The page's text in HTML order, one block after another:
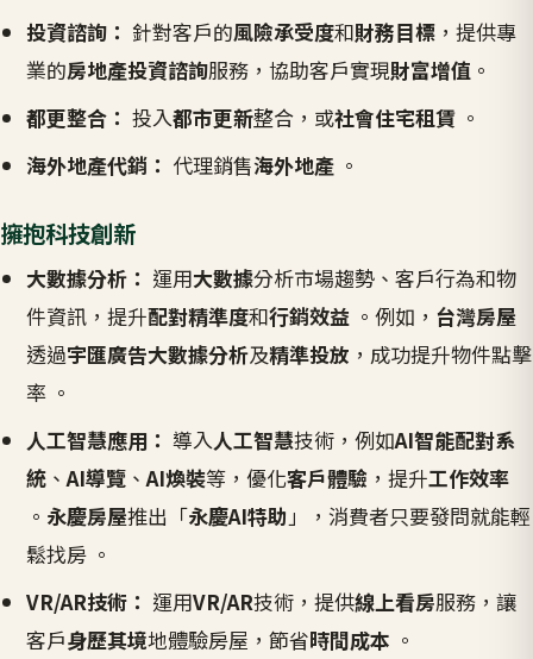
投資諮詢： 針對客戶的風險承受度和財務目標 ，提供專
業的房地產投資諮詢服務，協助客戶實現財富增值 。
都更整合： 投入都市更新整合，或社會住宅租賃 。
海外地產代銷： 代理銷售海外地產 。
擁抱科技創新
大數據分析： 運用大數據分析市場趨勢、客戶行為和物
件資訊，提升配對精準度和行銷效益 。例如， 台灣房屋
透過宇匯廣告大數據分析及精準投放 ，成功提升物件點擊
率 。
人工智慧應用： 導入人工智慧技術，例如AI智能配對系
統 、AI導覽 、AI煥裝等，優化客戶體驗 ，提升工作效率
。 永慶房屋推出「永慶AI特助」，消費者只要發問就能輕
鬆找房 。
VR/AR技術： 運用VR/AR技術，提供線上看房服務，讓
客戶身歷其境地體驗房屋，節省時間成本 。